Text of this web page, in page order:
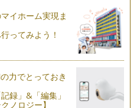
清美です。今回は、ボウル一
パンで…
イホーム実現ま
ってみよう！
力でとっておき
録」&「編集」
ノロジー】